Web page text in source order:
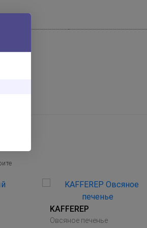
KAFFEREP
Овсяное печенье